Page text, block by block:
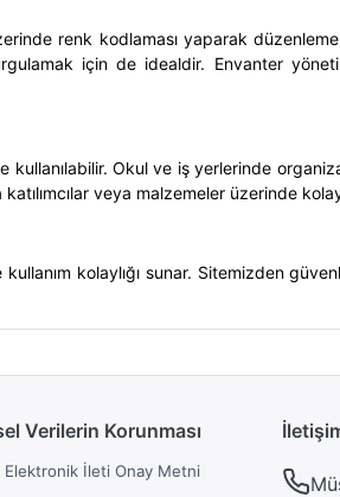
renk kodlaması yaparak
için de idealdir. Envanter
kullanılabilir. Okul ve iş yerlerinde
veya malzemeler üzerinde
kolaylığı sunar. Sitemizden
Verilerin Korunması
Elektronik İleti Onay Metni